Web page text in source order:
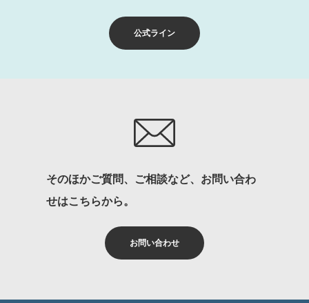
公式ライン
お問い合わせ
そのほかご質問、ご相談など、お問い合わ
せはこちらから。